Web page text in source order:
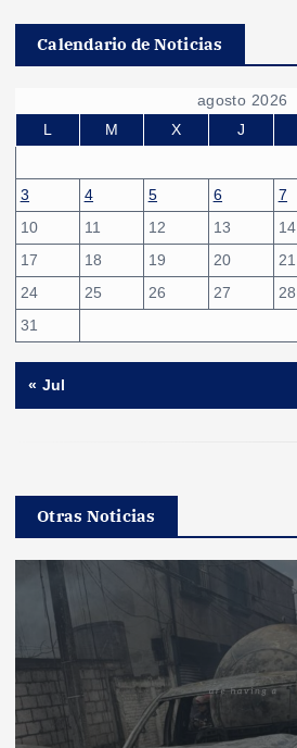
Calendario de Noticias
agosto 2026
L
M X J
3
4 5 6 7
10
11 12 13 14
17
18 19 20 21
24
25 26 27 28
31
« Jul
Otras Noticias